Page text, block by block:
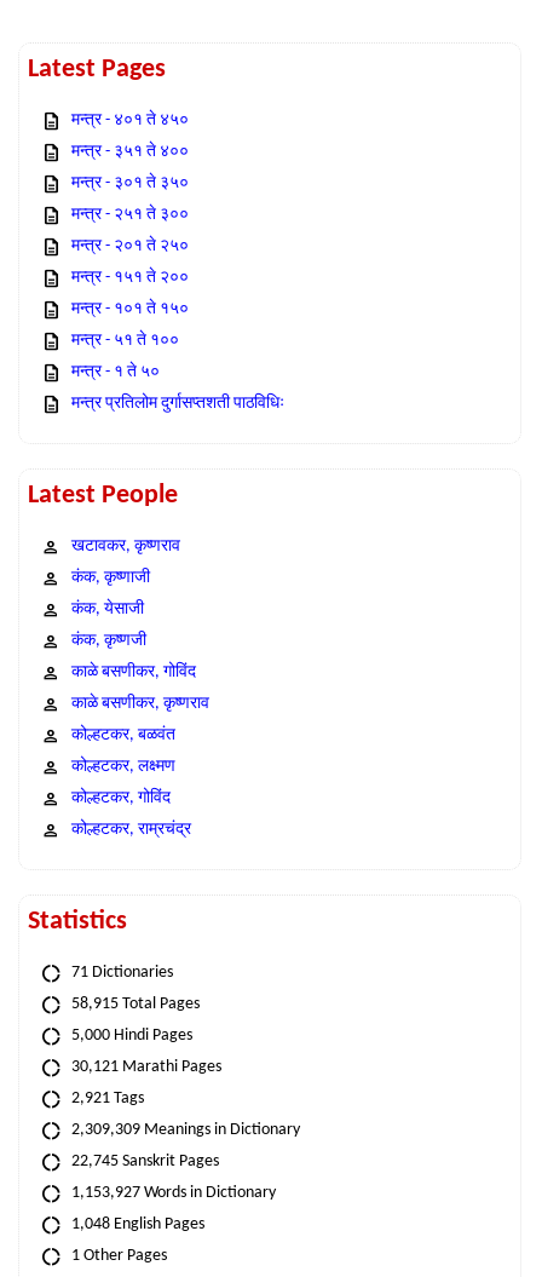
Latest Pages
मन्त्र - ४०१ ते ४५०
मन्त्र - ३५१ ते ४००
मन्त्र - ३०१ ते ३५०
मन्त्र - २५१ ते ३००
मन्त्र - २०१ ते २५०
मन्त्र - १५१ ते २००
मन्त्र - १०१ ते १५०
मन्त्र - ५१ ते १००
मन्त्र - १ ते ५०
मन्त्र प्रतिलोम दुर्गासप्तशती पाठविधिः
Latest People
खटावकर, कृष्णराव
कंक, कृष्णाजी
कंक, येसाजी
कंक, कृष्णजी
काळे बसणीकर, गोविंद
काळे बसणीकर, कृष्णराव
कोल्हटकर, बळवंत
कोल्हटकर, लक्ष्मण
कोल्हटकर, गोविंद
कोल्हटकर, राम्रचंद्र
Statistics
71 Dictionaries
58,915 Total Pages
5,000 Hindi Pages
30,121 Marathi Pages
2,921 Tags
2,309,309 Meanings in Dictionary
22,745 Sanskrit Pages
1,153,927 Words in Dictionary
1,048 English Pages
1 Other Pages